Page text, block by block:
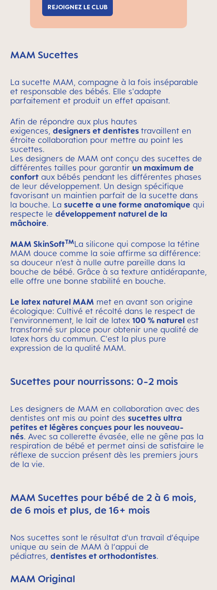
REJOIGNEZ LE CLUB
MAM Sucettes
La sucette MAM, compagne à la fois inséparable
et responsable des bébés. Elle s'adapte
parfaitement et produit un effet apaisant.
Afin de répondre aux plus hautes
exigences, designers et dentistes travaillent en
étroite collaboration pour mettre au point les
sucettes.
Les designers de MAM ont conçu des sucettes de
différentes tailles pour garantir un maximum de
confort aux bébés pendant les différentes phases
de leur développement. Un design spécifique
favorisant un maintien parfait de la sucette dans
la bouche. La sucette a une forme anatomique qui
respecte le développement naturel de la
mâchoire.
MAM SkinSoftTMLa silicone qui compose la tétine
MAM douce comme la soie affirme sa différence:
sa douceur n’est à nulle autre pareille dans la
bouche de bébé. Grâce à sa texture antidérapante,
elle offre une bonne stabilité en bouche.
Le latex naturel MAM met en avant son origine
écologique: Cultivé et récolté dans le respect de
l'environnement, le lait de latex 100 % naturel est
transformé sur place pour obtenir une qualité de
latex hors du commun. C'est la plus pure
expression de la qualité MAM.
Sucettes pour nourrissons: 0-2 mois
Les designers de MAM en collaboration avec des
dentistes ont mis au point des sucettes ultra
petites et légères conçues pour les nouveau-
nés. Avec sa collerette évasée, elle ne gêne pas la
respiration de bébé et permet ainsi de satisfaire le
réflexe de succion présent dès les premiers jours
de la vie.
MAM Sucettes pour bébé de 2 à 6 mois,
de 6 mois et plus, de 16+ mois
Nos sucettes sont le résultat d‘un travail d‘équipe
unique au sein de MAM à l‘appui de
pédiatres, dentistes et orthodontistes.
MAM Original